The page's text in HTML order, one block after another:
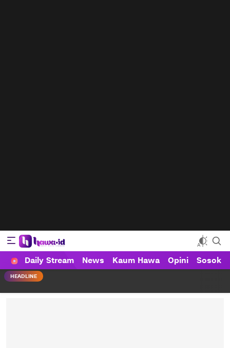
HAWA
Haluan Wanita Indonesia
Daily Stream News Kaum Hawa Opini Sosok
HEADLINE